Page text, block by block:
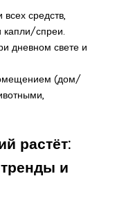
средств,
капли/спреи.
дневном свете и
(дом/
растёт:
и